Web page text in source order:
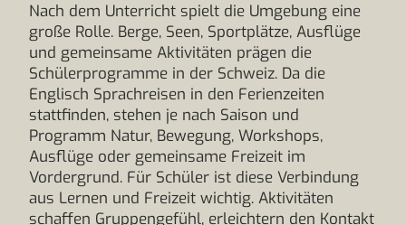
Nach dem Unterricht spielt die Umgebung eine
große Rolle. Berge, Seen, Sportplätze, Ausflüge
und gemeinsame Aktivitäten prägen die
Schülerprogramme in der Schweiz. Da die
Englisch Sprachreisen in den Ferienzeiten
stattfinden, stehen je nach Saison und
Programm Natur, Bewegung, Workshops,
Ausflüge oder gemeinsame Freizeit im
Vordergrund. Für Schüler ist diese Verbindung
aus Lernen und Freizeit wichtig. Aktivitäten
schaffen Gruppengefühl, erleichtern den Kontakt